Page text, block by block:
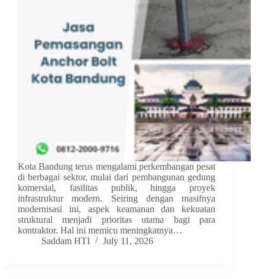
Kota Bandung terus mengalami perkembangan pesat
di berbagai sektor, mulai dari pembangunan gedung
komersial, fasilitas publik, hingga proyek
infrastruktur modern. Seiring dengan masifnya
modernisasi ini, aspek keamanan dan kekuatan
struktural menjadi prioritas utama bagi para
kontraktor. Hal ini memicu meningkatnya…
Saddam HTI
July 11, 2026